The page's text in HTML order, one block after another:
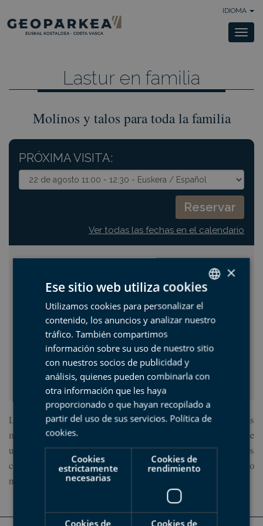
IDIOMA
Lastur en familia
Molinos y talos para toda la familia
PRÓXIMA VISITA:
Ver todas las fechas en el calendario
Duración:01:30
Número de visitantes limitado:30
Llevar:Ropa y calzado adecuado.
Precio:10,00 €
(Menores de 12 años: 5,00 € )
Punto de salida: Plaza San Nikolas, Lastur, Deba.
Los niños y niñas serán protagonistas de esta aventura. Tras
moler el maíz en el antiguo molino de Lastur, disfrutaremos de
un divertido taller de talos, donde nos chuparemos los dedos
con esta popular torta de maíz acompañada de chistorra. Tanto
niño/as como adultos se lo pasarán en grande.
SPANISH
BASQUE
ENGLISH
×
Ese sitio web utiliza cookies
Utilizamos cookies para personalizar el
contenido, los anuncios y analizar nuestro
tráfico. También compartimos
información sobre su uso de nuestro sitio
con nuestros socios de publicidad y
análisis, quienes pueden combinarla con
otra información que les haya
proporcionado o que hayan recopilado a
partir del uso de sus servicios. Política de
cookies.
Cookies
estrictamente
necesarias
Cookies de
rendimiento
Cookies de
Cookies de